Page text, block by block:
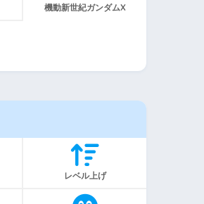
機動新世紀ガンダムX
レベル上げ